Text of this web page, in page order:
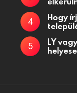
Hogy
LY